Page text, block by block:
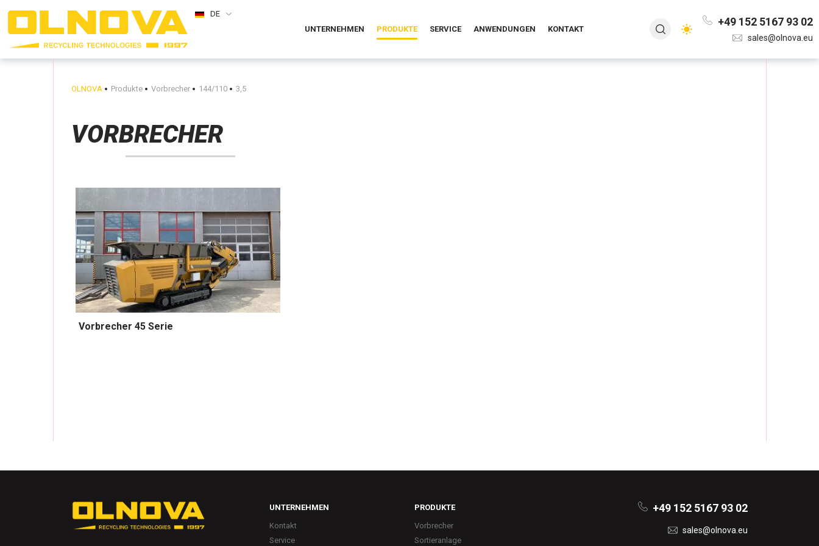
DE
UNTERNEHMEN
PRODUKTE SERVICE ANWENDUNGEN KONTAKT
+49 152 5167 93 02
sales@olnova.eu
OLNOVA Produkte Vorbrecher 144/110 3,5
VORBRECHER
Vorbrecher 45 Serie
+49 152 5167 93 02
sales@olnova.eu
UNTERNEHMEN
Kontakt
Service
PRODUKTE
Vorbrecher
Sortieranlage